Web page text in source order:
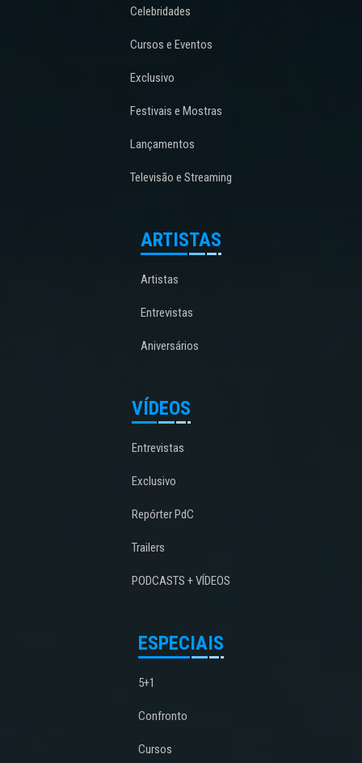
Celebridades
Cursos e Eventos
Exclusivo
Festivais e Mostras
Lançamentos
Televisão e Streaming
ARTISTAS
Artistas
Entrevistas
Aniversários
VÍDEOS
Entrevistas
Exclusivo
Repórter PdC
Trailers
PODCASTS + VÍDEOS
ESPECIAIS
5+1
Confronto
Cursos